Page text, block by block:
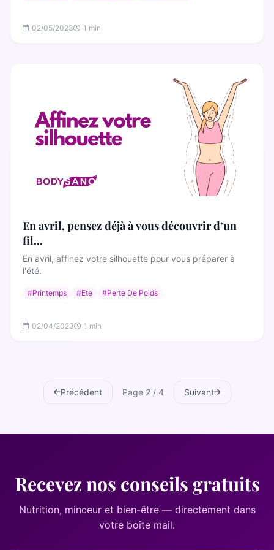
02/05/2023 1 min
En avril, pensez déjà à vous découvrir d’un
fil…
En avril, affinez votre silhouette pour vous préparer à
l'été.
#Printemps #Ete #Perte De Poids
02/04/2023 1 min
Précédent Page 2 / 4 Suivant
Recevez nos conseils gratuits
Nutrition, minceur et bien-être — directement dans
votre boîte mail.